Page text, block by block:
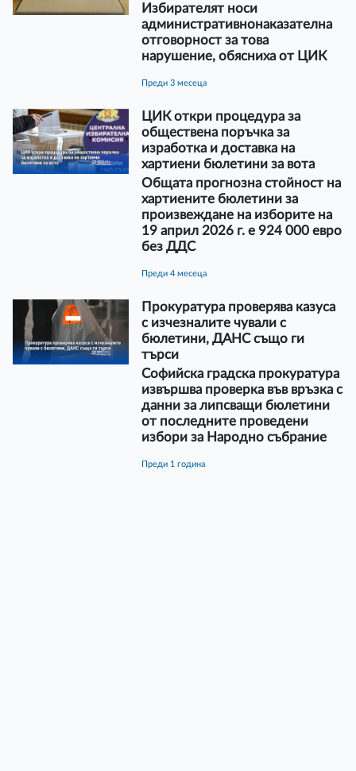
Избирателят носи
административнонаказателна
отговорност за това
нарушение, обясниха от ЦИК
преди 3 месеца
ЦИК откри процедура за
обществена поръчка за
изработка и доставка на
хартиени бюлетини за вота
Общата прогнозна стойност на
хартиените бюлетини за
произвеждане на изборите на
19 април 2026 г. е 924 000 евро
без ДДС
преди 4 месеца
Прокуратура проверява казуса
с изчезналите чували с
бюлетини, ДАНС също ги
търси
Софийска градска прокуратура
извършва проверка във връзка с
данни за липсващи бюлетини
от последните проведени
избори за Народно събрание
преди 1 година